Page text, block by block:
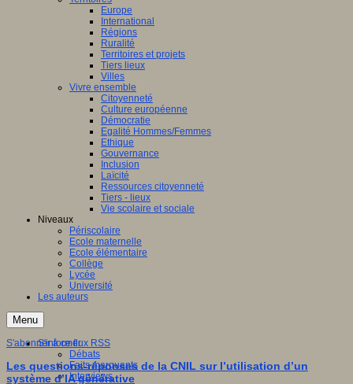
Europe
International
Régions
Ruralité
Territoires et projets
Tiers lieux
Villes
Vivre ensemble
Citoyenneté
Culture européenne
Démocratie
Egalité Hommes/Femmes
Ethique
Gouvernance
Inclusion
Laïcité
Ressources citoyenneté
Tiers - lieux
Vie scolaire et sociale
Niveaux
Périscolaire
Ecole maternelle
Ecole élémentaire
Collège
Lycée
Université
Les auteurs
Menu
S'informer
Débats
Faits marquants
Interviews
S'abonner à ce flux RSS
Les questions-réponses de la CNIL sur l’utilisation d’un
système d’IA générative